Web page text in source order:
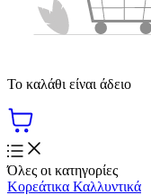
Το καλάθι είναι άδειο
Όλες οι κατηγορίες
Κορεάτικα Καλλυντικά